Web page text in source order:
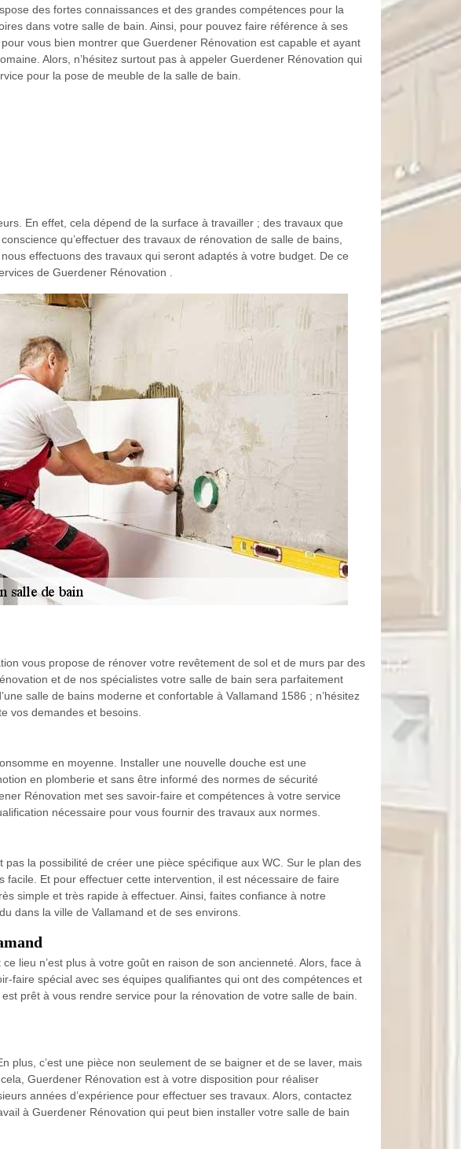
des fortes connaissances et des grandes compétences pour la
dans votre salle de bain. Ainsi, pour pouvez faire référence à ses
vous bien montrer que Guerdener Rénovation est capable et ayant
Alors, n’hésitez surtout pas à appeler Guerdener Rénovation qui
pour la pose de meuble de la salle de bain.
En effet, cela dépend de la surface à travailler ; des travaux que
qu’effectuer des travaux de rénovation de salle de bains,
effectuons des travaux qui seront adaptés à votre budget. De ce
de Guerdener Rénovation .
vous propose de rénover votre revêtement de sol et de murs par des
et de nos spécialistes votre salle de bain sera parfaitement
salle de bains moderne et confortable à Vallamand 1586 ; n’hésitez
vos demandes et besoins.
en moyenne. Installer une nouvelle douche est une
en plomberie et sans être informé des normes de sécurité
Rénovation met ses savoir-faire et compétences à votre service
nécessaire pour vous fournir des travaux aux normes.
la possibilité de créer une pièce spécifique aux WC. Sur le plan des
facile. Et pour effectuer cette intervention, il est nécessaire de faire
simple et très rapide à effectuer. Ainsi, faites confiance à notre
dans la ville de Vallamand et de ses environs.
lieu n’est plus à votre goût en raison de son ancienneté. Alors, face à
faire spécial avec ses équipes qualifiantes qui ont des compétences et
prêt à vous rendre service pour la rénovation de votre salle de bain.
plus, c’est une pièce non seulement de se baigner et de se laver, mais
Guerdener Rénovation est à votre disposition pour réaliser
années d’expérience pour effectuer ses travaux. Alors, contactez
à Guerdener Rénovation qui peut bien installer votre salle de bain